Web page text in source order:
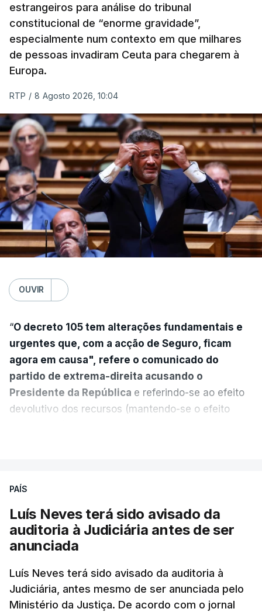
estrangeiros para análise do tribunal
constitucional de “enorme gravidade”,
especialmente num contexto em que milhares
de pessoas invadiram Ceuta para chegarem à
Europa.
RTP / 8 Agosto 2026, 10:04
OUVIR
“O decreto 105 tem alterações fundamentais e
urgentes que, com a acção de Seguro, ficam
agora em causa", refere o comunicado do
partido de extrema-direita acusando o
Presidente da República e referindo-se ao efeito
devolutivo dos recursos (mantendo-se o efeito
quanto à possibilidade de expulsar do país
cidadãos adultos em situação ilegal, se
tiverem filhos menores.
prazo de 60 dias, os imigrantes terão que ser
libertados,ainda que os seus pedidos de asilo
tenham sido rejeitados pelas autoridades
PAÍS
Luís Neves terá sido avisado da
auditoria à Judiciária antes de ser
anunciada
Luís Neves terá sido avisado da auditoria à
Judiciária, antes mesmo de ser anunciada pelo
Ministério da Justiça. De acordo com o jornal